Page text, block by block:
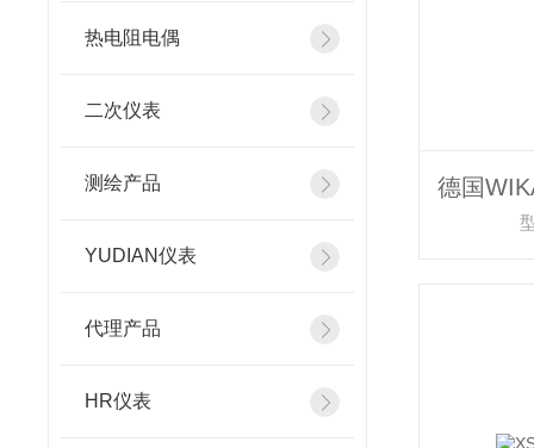
热电阻电偶
二次仪表
测绘产品
YUDIAN仪表
代理产品
HR仪表